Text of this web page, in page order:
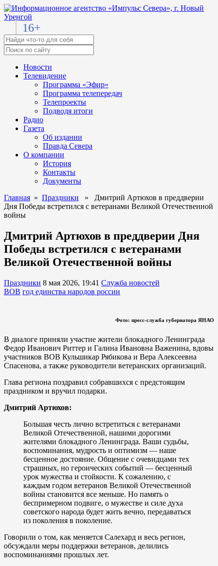
16+
Новости
Телевидение
Программа «Эфир»
Программа телепередач
Телепроекты
Подводя итоги
Радио
Газета
Об издании
Правда Севера
О компании
История
Контакты
Документы
Главная » Праздники » Дмитрий Артюхов в преддверии
Дня Победы встретился с ветеранами Великой Отечественной
войны
Дмитрий Артюхов в преддверии Дня
Победы встретился с ветеранами
Великой Отечественной войны
Праздники 8 мая 2026, 19:41 Служба новостей
ВОВ год единства народов россии
Фото: пресс-служба губернатора ЯНАО
В диалоге приняли участие жители блокадного Ленинграда
Федор Иванович Риттер и Галина Ивановна Важенина, вдовы
участников ВОВ Кульшикар Рябикова и Вера Алексеевна
Спасенова, а также руководители ветеранских организаций.
Глава региона поздравил собравшихся с предстоящим
праздником и вручил подарки.
Дмитрий Артюхов:
Большая честь лично встретиться с ветеранами
Великой Отечественной, нашими дорогими
жителями блокадного Ленинграда. Ваши судьбы,
воспоминания, мудрость и оптимизм — наше
бесценное достояние. Общение с очевидцами тех
страшных, но героических событий — бесценный
урок мужества и стойкости. К сожалению, с
каждым годом ветеранов Великой Отечественной
войны становится все меньше. Но память о
беспримерном подвиге, о мужестве и силе духа
советского народа будет жить вечно, передаваться
из поколения в поколение.
Говорили о том, как меняется Салехард и весь регион,
обсуждали меры поддержки ветеранов, делились
воспоминаниями прошлых лет.